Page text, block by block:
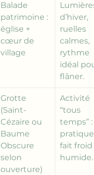
Balade
patrimoine :
église +
cœur de
village
Lumières
d’hiver,
ruelles
calmes,
rythme
idéal
flâner.
Grotte
(Saint-
Cézaire ou
Baume
Obscure
selon
ouverture)
Activité
“tous
temps” :
pratique
fait froid
humide.